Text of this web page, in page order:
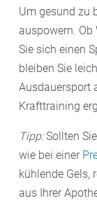
Um gesund zu
auspowern. Ob
Sie sich einen
bleiben Sie
Ausdauersport
Krafttraining
Tipp:Sollten
wie bei einer
kühlende Gels,
aus Ihrer